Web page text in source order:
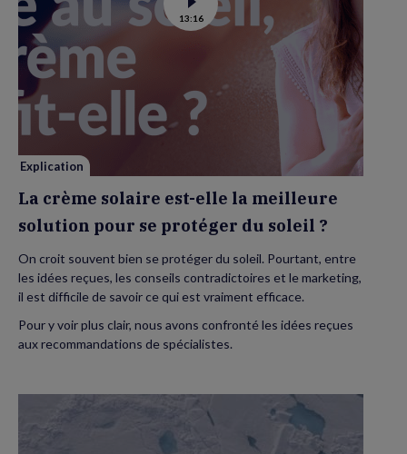
Voir
la
vidéo
est-
elle
la
meilleure
solution
protéger
soleil
13:16
Explication
La crème solaire est-elle la meilleure
solution pour se protéger du soleil ?
On croit souvent bien se protéger du soleil. Pourtant, entre
les idées reçues, les conseils contradictoires et le marketing,
il est difficile de savoir ce qui est vraiment efficace.
Pour y voir plus clair, nous avons confronté les idées reçues
aux recommandations de spécialistes.